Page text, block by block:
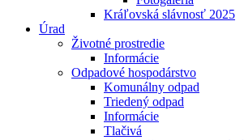
Kráľovská slávnosť 2025
Úrad
Životné prostredie
Informácie
Odpadové hospodárstvo
Komunálny odpad
Triedený odpad
Informácie
Tlačivá